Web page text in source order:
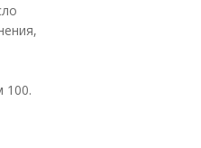
100.